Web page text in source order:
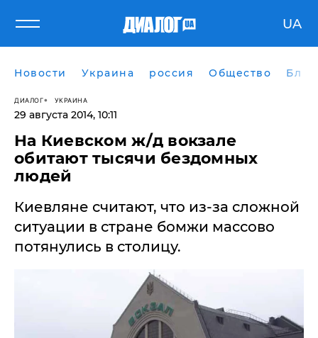
UA
Новости Украина россия Общество
ДИАЛОГ УКРАИНА
29 августа 2014, 10:11
На Киевском ж/д вокзале
обитают тысячи бездомных
людей
Киевляне считают, что из-за сложной
ситуации в стране бомжи массово
потянулись в столицу.